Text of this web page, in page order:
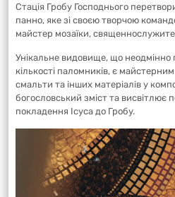
Стація Гробу Господнього
панно, яке зі своєю творчою
майстер мозаїки,
Унікальне видовище, що неодмінно
кількості паломників, є
смальти та інших матеріалів у
богословський зміст та висвітлює
покладення Ісуса до Гробу.